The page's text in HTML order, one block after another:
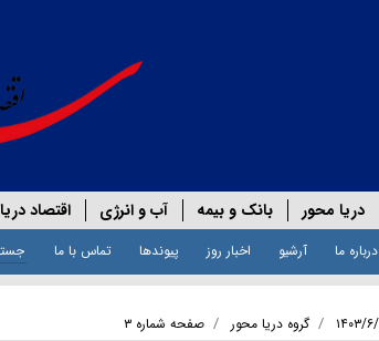
دریا محور بانک و بیمه آب و انرژی اقتصاد دریا
درباره ما آرشیو اخبار روز پیوندها تماس با ما
گروه دریا محور صفحه شماره ۳